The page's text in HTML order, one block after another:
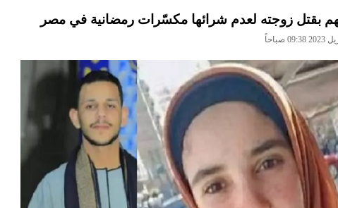
بقتل زوجته لعدم شرائها مكسّرات رمضانية في مصر